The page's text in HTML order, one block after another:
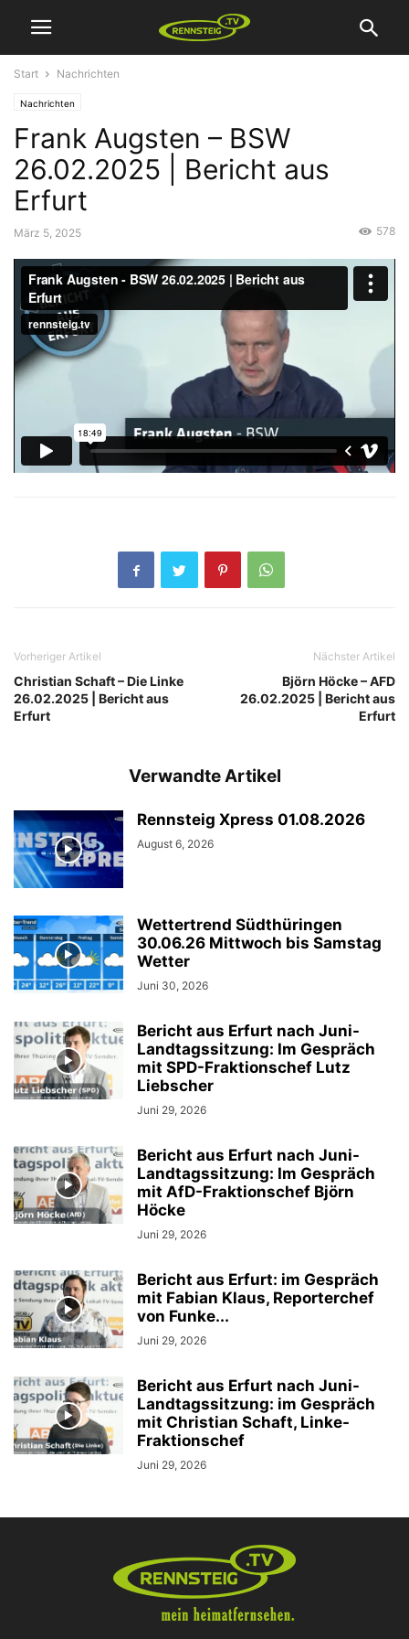
Start Nachrichten
Nachrichten
Frank Augsten – BSW
26.02.2025 | Bericht aus
Erfurt
März 5, 2025 578
Vorheriger Artikel
Christian Schaft – Die Linke
26.02.2025 | Bericht aus
Erfurt
Nächster Artikel
Björn Höcke – AFD
26.02.2025 | Bericht aus
Erfurt
Verwandte Artikel
Rennsteig Xpress 01.08.2026
August 6, 2026
Wettertrend Südthüringen
30.06.26 Mittwoch bis Samstag
Wetter
Juni 30, 2026
Bericht aus Erfurt nach Juni-
Landtagssitzung: Im Gespräch
mit SPD-Fraktionschef Lutz
Liebscher
Juni 29, 2026
Bericht aus Erfurt nach Juni-
Landtagssitzung: Im Gespräch
mit AfD-Fraktionschef Björn
Höcke
Juni 29, 2026
Bericht aus Erfurt: im Gespräch
mit Fabian Klaus, Reporterchef
von Funke...
Juni 29, 2026
Bericht aus Erfurt nach Juni-
Landtagssitzung: im Gespräch
mit Christian Schaft, Linke-
Fraktionschef
Juni 29, 2026